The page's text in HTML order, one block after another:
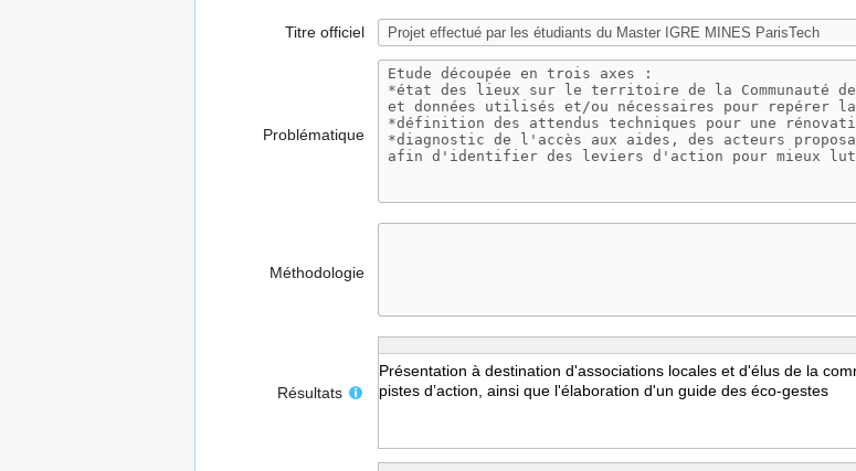
Titre officiel
Problématique
Méthodologie
Résultats